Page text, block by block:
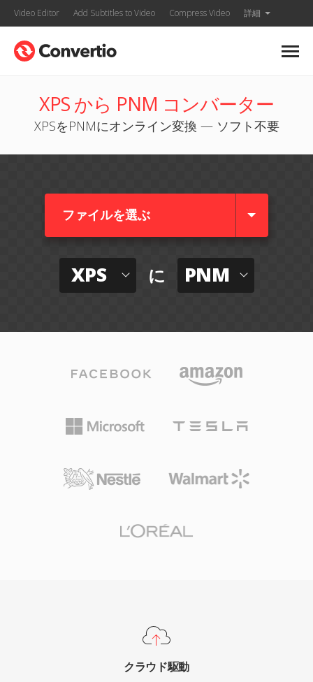
Video Editor Add Subtitles to Video Compress Video 詳細
XPS から PNM コンバーター
XPSをPNMにオンライン変換 — ソフト不要
ファイルを選ぶ
XPS に PNM
クラウド駆動